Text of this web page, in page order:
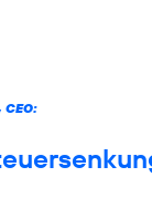
CEO: